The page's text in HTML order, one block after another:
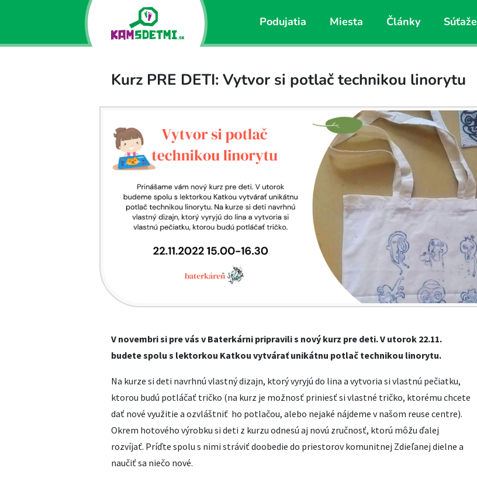
Podujatia Miesta Články Súťaže
Kurz PRE DETI: Vytvor si potlač technikou linorytu
V novembri si pre vás v Baterkárni pripravili s nový kurz pre deti. V utorok 22.11.
budete spolu s lektorkou Katkou vytvárať unikátnu potlač technikou linorytu.
Na kurze si deti navrhnú vlastný dizajn, ktorý vyryjú do lina a vytvoria si vlastnú pečiatku,
ktorou budú potláčať tričko (na kurz je možnosť priniesť si vlastné tričko, ktorému chcete
dať nové využitie a ozvláštniť ho potlačou, alebo nejaké nájdeme v našom reuse centre).
Okrem hotového výrobku si deti z kurzu odnesú aj novú zručnosť, ktorú môžu ďalej
rozvíjať. Príďte spolu s nimi stráviť doobedie do priestorov komunitnej Zdieľanej dielne a
naučiť sa niečo nové.